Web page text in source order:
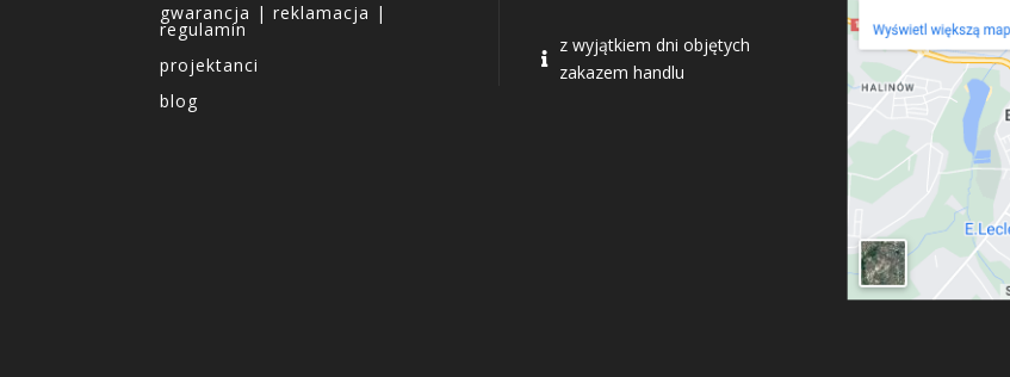
gwarancja | reklamacja |
regulamin
projektanci
blog

z wyjątkiem dni objętych
zakazem handlu